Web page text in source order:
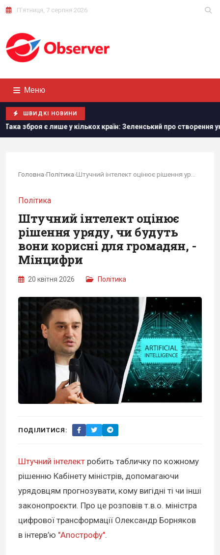
П'ятниця, 7 серпня 2026
Меню
ШВИДКІ НОВИНИ
у кількох країн: Зеленський про створення української
Головна›Політика›
Політика
Штучний інтелект оцінює
рішення уряду, чи будуть
вони корисні для громадян, -
Мінцифри
20 квітня 2026 Політика
ПОДІЛИТИСЯ:
Штучний інтелект робить табличку по кожному
рішенню Кабінету міністрів, допомагаючи
урядовцям прогнозувати, кому вигідні ті чи інші
законопроєкти. Про це розповів т.в.о. міністра
цифрової трансформації Олександр Борняков
в інтерв’ю "Апострофу".